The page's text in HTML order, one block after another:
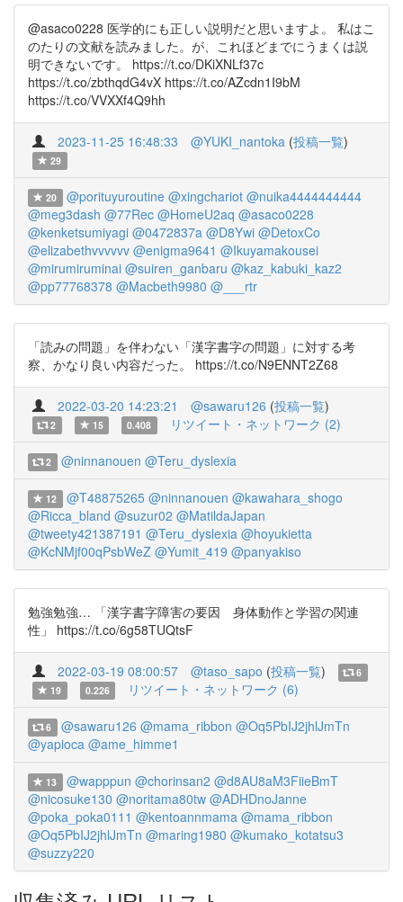
@asaco0228 医学的にも正しい説明だと思いますよ。 私はこ
のたりの文献を読みました。が、これほどまでにうまくは説
明できないです。 https://t.co/DKiXNLf37c
https://t.co/zbthqdG4vX https://t.co/AZcdn1I9bM
https://t.co/VVXXf4Q9hh
2023-11-25 16:48:33 @YUKI_nantoka (投稿一覧)
29
20 @porituyuroutine @xingchariot @nuika4444444444
@meg3dash @77Rec @HomeU2aq @asaco0228
@kenketsumiyagi @0472837a @D8Ywi @DetoxCo
@elizabethvvvvvv @enigma9641 @Ikuyamakousei
@mirumiruminai @suiren_ganbaru @kaz_kabuki_kaz2
@pp77768378 @Macbeth9980 @___rtr
「読みの問題」を伴わない「漢字書字の問題」に対する考
察、かなり良い内容だった。 https://t.co/N9ENNT2Z68
2022-03-20 14:23:21 @sawaru126 (投稿一覧)
2 15 0.408 リツイート・ネットワーク (2)
2 @ninnanouen @Teru_dyslexia
12 @T48875265 @ninnanouen @kawahara_shogo
@Ricca_bland @suzur02 @MatildaJapan
@tweety421387191 @Teru_dyslexia @hoyukietta
@KcNMjf00qPsbWeZ @Yumit_419 @panyakiso
勉強勉強… 「漢字書字障害の要因 身体動作と学習の関連
性」 https://t.co/6g58TUQtsF
2022-03-19 08:00:57 @taso_sapo (投稿一覧)
6
19
0.226 リツイート・ネットワーク (6)
6 @sawaru126 @mama_ribbon @Oq5PbIJ2jhlJmTn
@yapioca @ame_himme1
13 @wapppun @chorinsan2 @d8AU8aM3FiieBmT
@nicosuke130 @noritama80tw @ADHDnoJanne
@poka_poka0111 @kentoannmama @mama_ribbon
@Oq5PbIJ2jhlJmTn @maring1980 @kumako_kotatsu3
@suzzy220